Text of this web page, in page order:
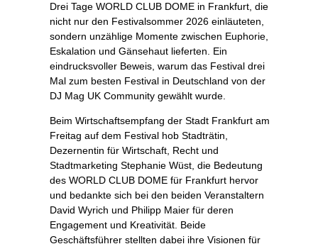
Drei Tage WORLD CLUB DOME in Frankfurt, die
nicht nur den Festivalsommer 2026 einläuteten,
sondern unzählige Momente zwischen Euphorie,
Eskalation und Gänsehaut lieferten. Ein
eindrucksvoller Beweis, warum das Festival drei
Mal zum besten Festival in Deutschland von der
DJ Mag UK Community gewählt wurde.
Beim Wirtschaftsempfang der Stadt Frankfurt am
Freitag auf dem Festival hob Stadträtin,
Dezernentin für Wirtschaft, Recht und
Stadtmarketing Stephanie Wüst, die Bedeutung
des WORLD CLUB DOME für Frankfurt hervor
und bedankte sich bei den beiden Veranstaltern
David Wyrich und Philipp Maier für deren
Engagement und Kreativität. Beide
Geschäftsführer stellten dabei ihre Visionen für